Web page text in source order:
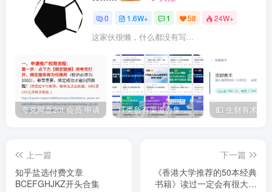
0 1.6W+ 1 58 24W+
这家伙很懒，什么都没有写...
夸克网盘20t 会员 申请 IT类所有渠道合集 持续日更，目前近四千多条资源 年费用户微信私信获取权限
上一篇
知乎盐选付费文章
BCEFGHJKZ开头合集
下一篇
《香港大学推荐的50本经典
书籍》读过一定会有很大收